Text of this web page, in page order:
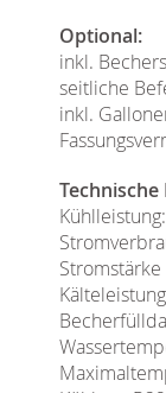
Optional:
inkl.
seitliche
inkl.
Technische